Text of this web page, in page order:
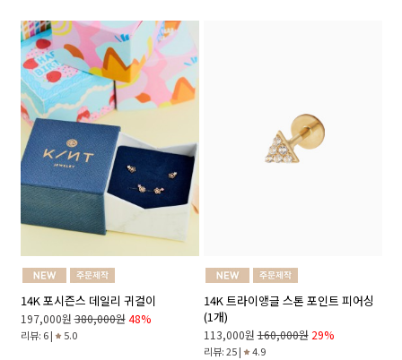
14K 포시즌스 데일리 귀걸이
197,000원 380,000원 48%
리뷰: 6 | 5.0
14K 트라이앵글 스톤 포인트 피어싱
(1개)
113,000원 160,000원 29%
리뷰: 25 | 4.9